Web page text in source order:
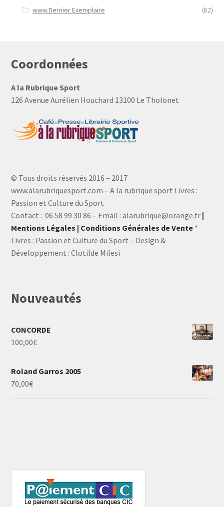
www.Dernier Exemplaire
(82)
Coordonnées
A la Rubrique Sport
126 Avenue Aurélien Houchard 13100 Le Tholonet
© Tous droits réservés 2016 – 2017
www.alarubriquesport.com – A la rubrique sport Livres :
Passion et Culture du Sport
Contact : 06 58 99 30 86 – Email : alarubrique@orange.fr |
Mentions Légales | Conditions Générales de Vente *
Livres : Passion et Culture du Sport – Design &
Développement : Clotilde Milesi
Nouveautés
CONCORDE
100,00€
Roland Garros 2005
70,00€